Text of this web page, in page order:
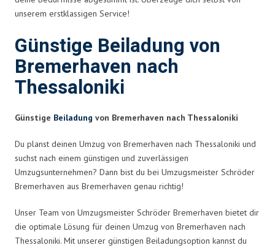
unserem erstklassigen Service!
Günstige Beiladung von
Bremerhaven nach
Thessaloniki
Günstige Beiladung von Bremerhaven nach Thessaloniki
Du planst deinen Umzug von Bremerhaven nach Thessaloniki und
suchst nach einem günstigen und zuverlässigen
Umzugsunternehmen? Dann bist du bei Umzugsmeister Schröder
Bremerhaven aus Bremerhaven genau richtig!
Unser Team von Umzugsmeister Schröder Bremerhaven bietet dir
die optimale Lösung für deinen Umzug von Bremerhaven nach
Thessaloniki. Mit unserer günstigen Beiladungsoption kannst du